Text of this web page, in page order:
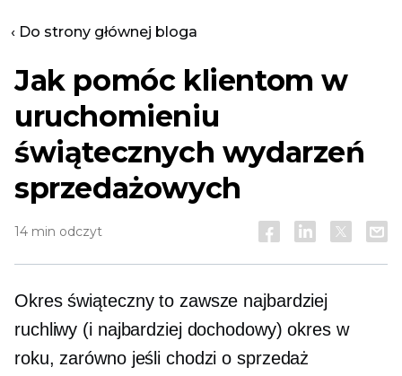
‹ Do strony głównej bloga
Jak pomóc klientom w
uruchomieniu
świątecznych wydarzeń
sprzedażowych
14 min odczyt
Okres świąteczny to zawsze najbardziej
ruchliwy (i najbardziej dochodowy) okres w
roku, zarówno jeśli chodzi o sprzedaż